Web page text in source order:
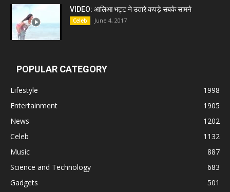
VIDEO: आलिआ भट्ट ने उतारे कपड़े सबके सामने
Celeb June 4, 2017
POPULAR CATEGORY
Lifestyle
1998
Entertainment
1905
News
1202
Celeb
1132
Music
887
Science and Technology
683
Gadgets
501